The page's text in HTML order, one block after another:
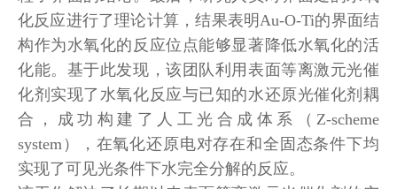
化反应进行了理论计算，结果表明Au-O-Ti的界面结
构作为水氧化的反应位点能够显著降低水氧化的活
化能。基于此发现，该团队利用表面等离激元光催
化剂实现了水氧化反应与已知的水还原光催化剂耦
合，成功构建了人工光合成体系（Z-scheme
system），在氧化还原电对存在和全固态条件下均
实现了可见光条件下水完全分解的反应。